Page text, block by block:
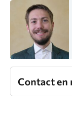
Contact en